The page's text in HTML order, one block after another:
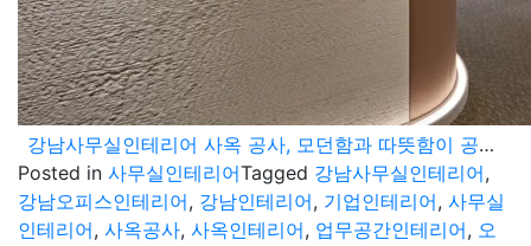
강남사무실인테리어 사옥 공사, 모던함과 따뜻함이 공존하는 오피스
Posted in 사무실인테리어Tagged 강남사무실인테리어,
강남오피스인테리어, 강남인테리어, 기업인테리어, 사무실
인테리어, 사옥공사, 사옥인테리어, 업무공간인테리어, 오